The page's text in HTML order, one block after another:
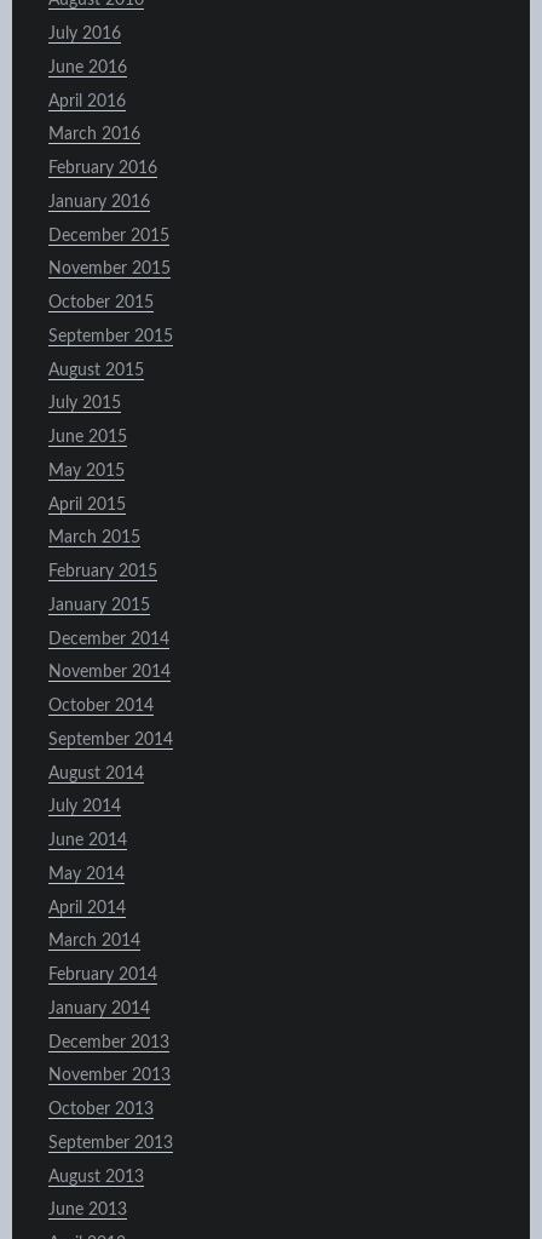
July 2016
June 2016
April 2016
March 2016
February 2016
January 2016
December 2015
November 2015
October 2015
September 2015
August 2015
July 2015
June 2015
May 2015
April 2015
March 2015
February 2015
January 2015
December 2014
November 2014
October 2014
September 2014
August 2014
July 2014
June 2014
May 2014
April 2014
March 2014
February 2014
January 2014
December 2013
November 2013
October 2013
September 2013
August 2013
June 2013